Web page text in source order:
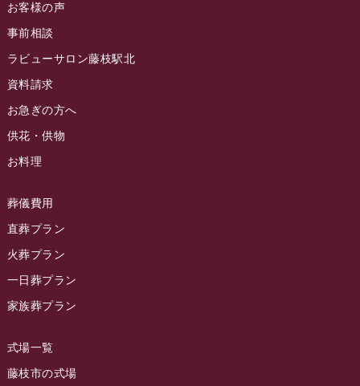
2024年5月
2024年4月
2024年3月
2024年2月
2023年12月
2023年11月
2023年10月
2023年9月
2023年7月
ラビュー藤枝茶町イベント情報
ラビュー藤枝イベント情報
ラビュー静岡沓谷イベント情報
ラビュー静岡籠上イベント情報
お葬式の豆知識
お客様の声
ラビュー静岡下島
ラビュー東静岡
ラビューリビング静岡沓谷
ラビュー藤枝
ラビュー藤枝茶町
ラビュー島田稲荷
ラビュー焼津石津
ラビュー藤枝駅北
お客様の声
事前相談
ラビューサロン藤枝駅北
資料請求
お急ぎの方へ
供花・供物
お料理
葬儀費用
直葬プラン
火葬プラン
一日葬プラン
家族葬プラン
式場一覧
藤枝市の式場